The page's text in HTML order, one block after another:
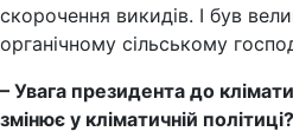
скорочення викидів. І був
органічному сільському
– Увага президента до
змінює у кліматичній політиці?